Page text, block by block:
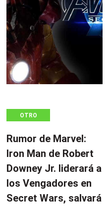
OTRO
Rumor de Marvel:
Iron Man de Robert
Downey Jr. liderará a
los Vengadores en
Secret Wars, salvará